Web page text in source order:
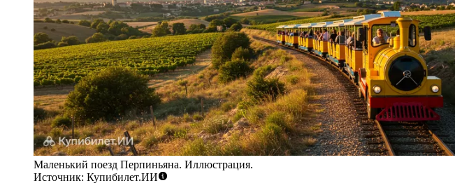
Маленький поезд Перпиньяна. Иллюстрация.
Источник: Купибилет.ИИ